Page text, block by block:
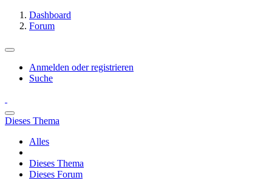
Dashboard
Forum
Anmelden oder registrieren
Suche
Dieses Thema
Alles
Dieses Thema
Dieses Forum